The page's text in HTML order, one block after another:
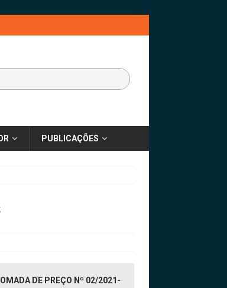
PUBLICAÇÕES
DE PREÇO Nº 02/2021-